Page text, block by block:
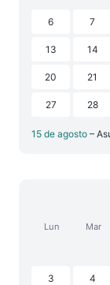
6 7
13 14
20 21
27 28
15 de agosto –
Lun Mar
3 4